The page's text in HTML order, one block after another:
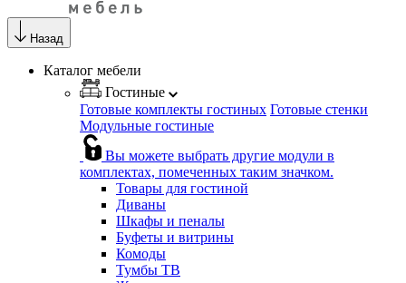
Назад
Каталог мебели
Гостиные
Готовые комплекты гостиных Готовые стенки
Модульные гостиные
Вы можете выбрать другие модули в
комплектах, помеченных таким значком.
Товары для гостиной
Диваны
Шкафы и пеналы
Буфеты и витрины
Комоды
Тумбы ТВ